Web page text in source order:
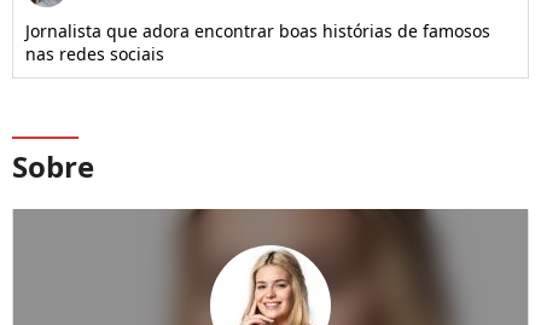
Jornalista que adora encontrar boas histórias de famosos
nas redes sociais
Sobre